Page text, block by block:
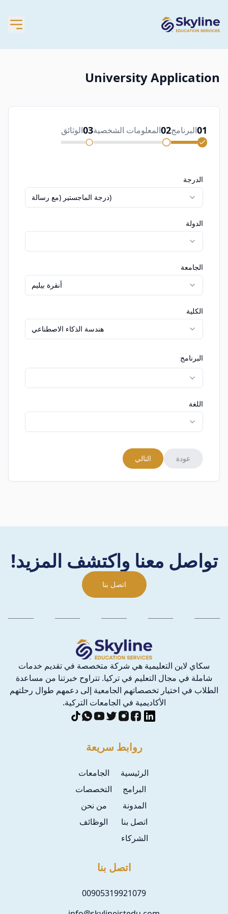
University Application
01البرنامج02المعلومات الشخصية03الوثائق
الدرجة
درجة الماجستير (مع رسالة)
الدولة
الجامعة
أنقرة بيليم
الكلية
هندسة الذكاء الاصطناعي
البرنامج
اللغة
عودة التالي
تواصل معنا واكتشف المزيد!
اتصل بنا
سكاي لاين التعليمية هي شركة متخصصة في تقديم خدمات
شاملة في مجال التعليم في تركيا. تتراوح خبرتنا من مساعدة
الطلاب في اختيار تخصصاتهم الجامعية إلى دعمهم طوال رحلتهم
الأكاديمية في الجامعات التركية.
روابط سريعة
الرئيسية
الجامعات
البرامج
التخصصات
المدونة
من نحن
اتصل بنا
الوظائف
الشركاء
اتصل بنا
00905319921079